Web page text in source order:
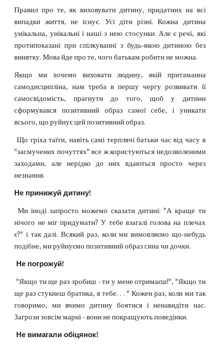
Правил про те, як виховувати дитину, придатних на всі
випадки життя, не існує. Усі діти різні. Кожна дитина
унікальна, унікальні і наші з нею стосунки. Але є речі, які
протипоказані при спілкуванні з будь-якою дитиною без
винятку. Мова йде про те, чого батькам робити не можна.
Якщо ми хочемо виховати людину, якій притаманна
самодисципліна, нам треба в першу чергу розвивати її
самосвідомість, прагнути до того, щоб у дитини
сформувався позитивний образ самої себе, і уникати
всього, що руйнує цей позитивний образ.
Що гріха таїти, навіть самі терплячі батьки час від часу в
"засмучених почуттях" все ж користуються недозволеними
заходами, але нерідко до них вдаються просто через
незнання.
Не принижуй дитину!
Ми іноді запросто можемо сказати дитині: "А краще ти
нічого не міг придумати? У тебе взагалі голова на плечах
є?" і так далі. Всякий раз, коли ми вимовляємо що-небудь
подібне, ми руйнуємо позитивний образ сина чи дочки.
Не погрожуй!
"Якщо ти ще раз зробиш - ти у мене отримаєш!", "Якщо ти
ще раз стукнеш братика, я тебе. . . " Кожен раз, коли ми так
говоримо, ми вчимо дитину боятися і ненавидіти нас.
Загрози зовсім марні - вони не покращують поведінки.
Не вимагали обіцянок!